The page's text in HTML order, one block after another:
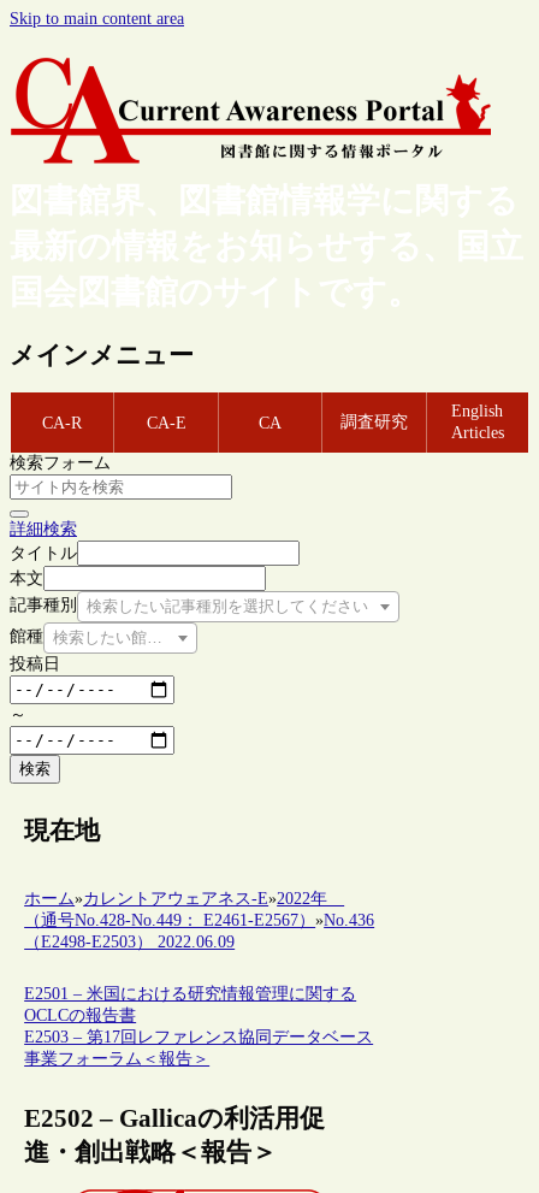
Skip to main content area
図書館界、図書館情報学に関する
最新の情報をお知らせする、国立
国会図書館のサイトです。
メインメニュー
CA-R CA-E CA 調査研究
English
Articles
検索フォーム
詳細検索
タイトル
本文
記事種別
検索したい記事種別を選択してください
館種 検索したい館種を選択してください
投稿日
～
検索
現在地
ホーム»カレントアウェアネス-E»2022年
（通号No.428-No.449： E2461-E2567）»No.436
（E2498-E2503） 2022.06.09
E2501 – 米国における研究情報管理に関する
OCLCの報告書
E2503 – 第17回レファレンス協同データベース
事業フォーラム＜報告＞
E2502 – Gallicaの利活用促
進・創出戦略＜報告＞